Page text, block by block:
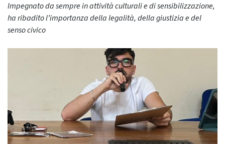
Impegnato da sempre in attività culturali e di sensibilizzazione,
ha ribadito l’importanza della legalità, della giustizia e del
senso civico